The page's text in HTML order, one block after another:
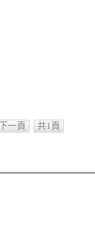
下一頁 共1頁